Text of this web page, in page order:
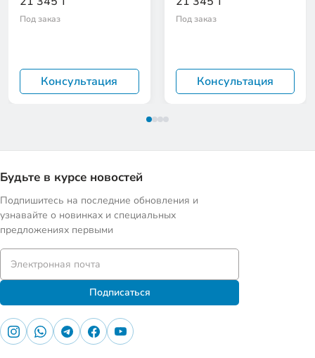
Под заказ
Консультация
Под заказ
Консультация
Будьте в курсе новостей
Подпишитесь на последние обновления и
узнавайте о новинках и специальных
предложениях первыми
Подписаться